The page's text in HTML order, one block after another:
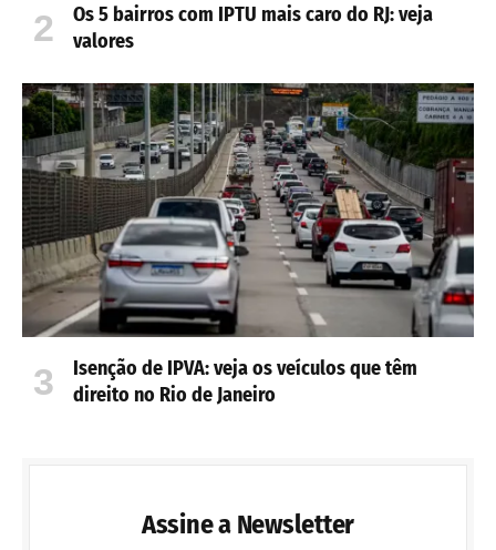
Os 5 bairros com IPTU mais caro do RJ: veja
valores
Isenção de IPVA: veja os veículos que têm
direito no Rio de Janeiro
Assine a Newsletter